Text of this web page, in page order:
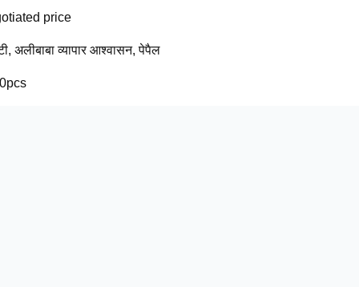
price
अलीबाबा व्यापार आश्वासन, पेपैल